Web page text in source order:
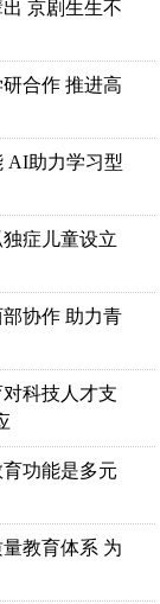
出 京剧生生不
研合作 推进高
AI助力学习型
独症儿童设立
部协作 助力青
对科技人才支
育功能是多元
量教育体系 为